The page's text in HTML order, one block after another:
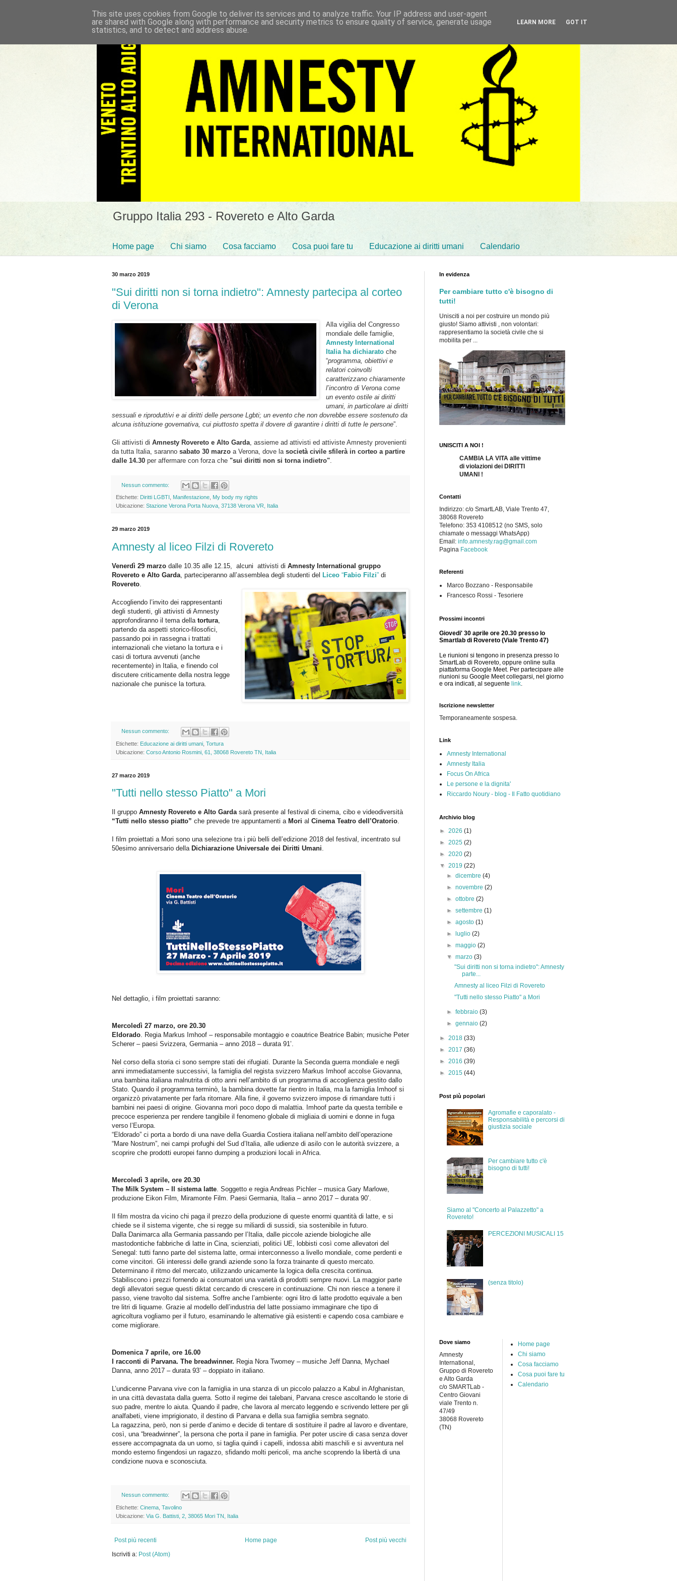
Gruppo Italia 293 - Rovereto e Alto Garda
Home page Chi siamo Cosa facciamo Cosa puoi fare tu Educazione ai diritti umani Calendario
30 marzo 2019
"Sui diritti non si torna indietro": Amnesty partecipa al corteo
di Verona
Alla vigilia del Congresso
mondiale delle famiglie,
Amnesty International
Italia ha dichiarato che
“programma, obiettivi e
relatori coinvolti
caratterizzano chiaramente
l’incontro di Verona come
un evento ostile ai diritti
umani, in particolare ai diritti
sessuali e riproduttivi e ai diritti delle persone Lgbti; un evento che non dovrebbe essere sostenuto da
alcuna istituzione governativa, cui piuttosto spetta il dovere di garantire i diritti di tutte le persone”.
Gli attivisti di Amnesty Rovereto e Alto Garda , assieme ad attivisti ed attiviste Amnesty provenienti
da tutta Italia, saranno sabato 30 marzo a Verona, dove la società civile sfilerà in corteo a partire
dalle 14.30 per affermare con forza che "sui diritti non si torna indietro"
Nessun commento:
Etichette: Diritti LGBTI Manifestazione My body my rights
Ubicazione: Stazione Verona Porta Nuova, 37138 Verona VR, Italia
29 marzo 2019
Amnesty al liceo Filzi di Rovereto
Venerdì 29 marzo dalle 10.35 alle 12.15, alcuni attivisti di Amnesty International gruppo
Rovereto e Alto Garda , parteciperanno all’assemblea degli studenti del Liceo “Fabio Filzi” di
Rovereto
Accogliendo l’invito dei rappresentanti
degli studenti, gli attivisti di Amnesty
approfondiranno il tema della tortura
partendo da aspetti storico-filosofici,
passando poi in rassegna i trattati
internazionali che vietano la tortura e i
casi di tortura avvenuti (anche
recentemente) in Italia, e finendo col
discutere criticamente della nostra legge
nazionale che punisce la tortura.
Nessun commento:
Etichette: Educazione ai diritti umani Tortura
Ubicazione: Corso Antonio Rosmini, 61, 38068 Rovereto TN, Italia
27 marzo 2019
"Tutti nello stesso Piatto" a Mori
Il gruppo Amnesty Rovereto e Alto Gardasarà presente al festival di cinema, cibo e videodiversità
“Tutti nello stesso piatto” che prevede tre appuntamenti a Mori al Cinema Teatro dell’Oratorio.
I film proiettati a Mori sono una selezione tra i più belli dell’edizione 2018 del festival, incentrato sul
50esimo anniversario della Dichiarazione Universale dei Diritti Umani.
Nel dettaglio, i film proiettati saranno:
Mercoledì 27 marzo, ore 20.30
Eldorado. Regia Markus Imhoof – responsabile montaggio e coautrice Beatrice Babin; musiche Peter
Scherer – paesi Svizzera, Germania – anno 2018 – durata 91’.
Nel corso della storia ci sono sempre stati dei rifugiati. Durante la Seconda guerra mondiale e negli
anni immediatamente successivi, la famiglia del regista svizzero Markus Imhoof accolse Giovanna,
una bambina italiana malnutrita di otto anni nell’ambito di un programma di accoglienza gestito dallo
Stato. Quando il programma terminò, la bambina dovette far rientro in Italia, ma la famiglia Imhoof si
organizzò privatamente per farla ritornare. Alla fine, il governo svizzero impose di rimandare tutti i
bambini nei paesi di origine. Giovanna morì poco dopo di malattia. Imhoof parte da questa terribile e
precoce esperienza per rendere tangibile il fenomeno globale di migliaia di uomini e donne in fuga
verso l’Europa.
“Eldorado” ci porta a bordo di una nave della Guardia Costiera italiana nell’ambito dell’operazione
“Mare Nostrum”, nei campi profughi del Sud d’Italia, alle udienze di asilo con le autorità svizzere, a
scoprire che prodotti europei fanno dumping a produzioni locali in Africa.
Mercoledì 3 aprile, ore 20.30
The Milk System – Il sistema latte. Soggetto e regia Andreas Pichler – musica Gary Marlowe,
produzione Eikon Film, Miramonte Film. Paesi Germania, Italia – anno 2017 – durata 90’.
Il film mostra da vicino chi paga il prezzo della produzione di queste enormi quantità di latte, e si
chiede se il sistema vigente, che si regge su miliardi di sussidi, sia sostenibile in futuro.
Dalla Danimarca alla Germania passando per l’Italia, dalle piccole aziende biologiche alle
mastodontiche fabbriche di latte in Cina, scienziati, politici UE, lobbisti così come allevatori del
Senegal: tutti fanno parte del sistema latte, ormai interconnesso a livello mondiale, come perdenti e
come vincitori. Gli interessi delle grandi aziende sono la forza trainante di questo mercato.
Determinano il ritmo del mercato, utilizzando unicamente la logica della crescita continua.
Stabiliscono i prezzi fornendo ai consumatori una varietà di prodotti sempre nuovi. La maggior parte
degli allevatori segue questi diktat cercando di crescere in continuazione. Chi non riesce a tenere il
passo, viene travolto dal sistema. Soffre anche l’ambiente: ogni litro di latte prodotto equivale a ben
tre litri di liquame. Grazie al modello dell’industria del latte possiamo immaginare che tipo di
agricoltura vogliamo per il futuro, esaminando le alternative già esistenti e capendo cosa cambiare e
come migliorare.
Domenica 7 aprile, ore 16.00
I racconti di Parvana. The breadwinner. Regia Nora Twomey – musiche Jeff Danna, Mychael
Danna, anno 2017 – durata 93’ – doppiato in italiano.
L’undicenne Parvana vive con la famiglia in una stanza di un piccolo palazzo a Kabul in Afghanistan,
in una città devastata dalla guerra. Sotto il regime dei talebani, Parvana cresce ascoltando le storie di
suo padre, mentre lo aiuta. Quando il padre, che lavora al mercato leggendo e scrivendo lettere per gli
analfabeti, viene imprigionato, il destino di Parvana e della sua famiglia sembra segnato.
La ragazzina, però, non si perde d’animo e decide di tentare di sostituire il padre al lavoro e diventare,
così, una “breadwinner”, la persona che porta il pane in famiglia. Per poter uscire di casa senza dover
essere accompagnata da un uomo, si taglia quindi i capelli, indossa abiti maschili e si avventura nel
mondo esterno fingendosi un ragazzo, sfidando molti pericoli, ma anche scoprendo la libertà di una
condizione nuova e sconosciuta.
Nessun commento:
Etichette: Cinema Tavolino
Ubicazione: Via G. Battisti, 2, 38065 Mori TN, Italia
Post più recenti Post più vecchi
Home page
Iscriviti a: Post (Atom)
In evidenza
Per cambiare tutto c'è bisogno di
tutti!
Unisciti a noi per costruire un mondo più
giusto! Siamo attivisti , non volontari:
rappresentiamo la società civile che si
mobilita per ...
UNISCITI A NOI !
CAMBIA LA VITA alle vittime
di violazioni dei DIRITTI
UMANI !
Contatti
Indirizzo: c/o SmartLAB, Viale Trento 47,
38068 Rovereto
Telefono: 353 4108512 (no SMS, solo
chiamate o messaggi WhatsApp)
Email: info.amnesty.rag@gmail.com
Pagina Facebook
Referenti
Marco Bozzano - Responsabile
Francesco Rossi - Tesoriere
Prossimi incontri
Giovedi' 30 aprile ore 20.30 presso lo
Smartlab di Rovereto (Viale Trento 47)
Le riunioni si tengono in presenza presso lo
SmartLab di Rovereto, oppure online sulla
piattaforma Google Meet. Per partecipare alle
riunioni su Google Meet collegarsi, nel giorno
e ora indicati, al seguente link.
Iscrizione newsletter
Temporaneamente sospesa.
Link
Amnesty International
Amnesty Italia
Focus On Africa
Le persone e la dignita'
Riccardo Noury - blog - Il Fatto quotidiano
Archivio blog
► 2026 (1)
► 2025 (2)
► 2020 (2)
▼ 2019 (22)
►dicembre(4)
►novembre(2)
►ottobre(2)
►settembre(1)
►agosto(1)
►
luglio(2)
►maggio(2)
▼marzo(3)
"Sui diritti non si torna indietro": Amnesty
parte...
Amnesty al liceo Filzi di Rovereto
"Tutti nello stesso Piatto" a Mori
►febbraio(3)
►gennaio(2)
► 2018 (33)
► 2017 (36)
► 2016 (39)
► 2015 (44)
Post più popolari
Agromafie e caporalato -
Responsabilità e percorsi di
giustizia sociale
Per cambiare tutto c'è
bisogno di tutti!
Siamo al "Concerto al Palazzetto" a
Rovereto!
PERCEZIONI MUSICALI 15
(senza titolo)
Dove siamo
Amnesty
International,
Gruppo di Rovereto
e Alto Garda
c/o SMARTLab -
Centro Giovani
viale Trento n.
47/49
38068 Rovereto
(TN)
Home page
Chi siamo
Cosa facciamo
Cosa puoi fare tu
Calendario
This site uses cookies from Google to deliver its services and to analyze traffic. Your IP address and user-agent
are shared with Google along with performance and security metrics to ensure quality of service, generate usage
statistics, and to detect and address abuse.
LEARN MORE GOT IT